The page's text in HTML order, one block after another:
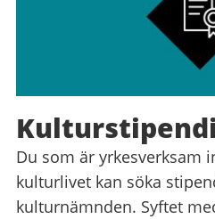
Du som är yrkesverksam
kulturlivet kan söka
kulturnämnden. Syftet